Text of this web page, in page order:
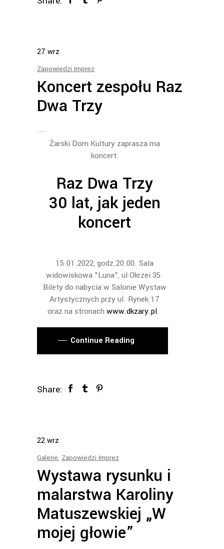
27 wrz
Zapowiedzi Imprez
Koncert zespołu Raz
Dwa Trzy
Żarski Dom Kultury zaprasza ma
koncert:
Raz Dwa Trzy
30 lat, jak jeden
koncert
15.01.2022, godz.20.00. Sala
widowiskowa "Luna", ul Okrzei 35.
Bilety do nabycia w Salonie Wystaw
Artystycznych przy ul. Rynek 17
oraz na stronach www.dkzary.pl.
Continue Reading
Share:
22wrz
Galerie, Zapowiedzi Imprez
Wystawa rysunku i
malarstwa Karoliny
Matuszewskiej „W
mojej głowie”